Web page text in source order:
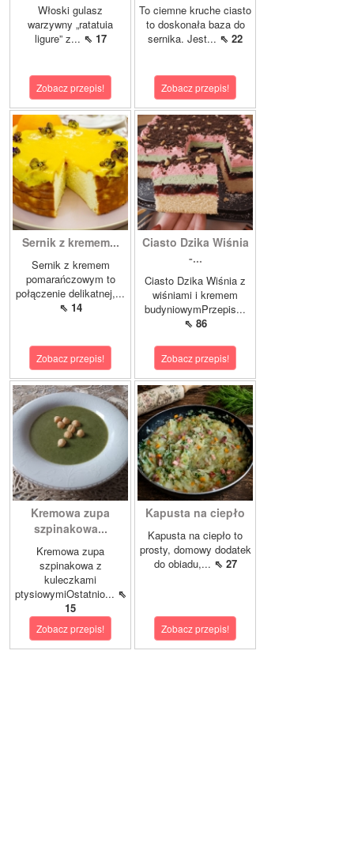
Włoski gulasz
warzywny „ratatuia
ligure” z... ⇖ 17
Zobacz przepis!
To ciemne kruche ciasto
to doskonała baza do
sernika. Jest... ⇖ 22
Zobacz przepis!
Sernik z kremem...
Sernik z kremem
pomarańczowym to
połączenie delikatnej,...
⇖ 14
Zobacz przepis!
Ciasto Dzika Wiśnia
-...
Ciasto Dzika Wiśnia z
wiśniami i kremem
budyniowymPrzepis...
⇖ 86
Zobacz przepis!
Kremowa zupa
szpinakowa...
Kremowa zupa
szpinakowa z
kuleczkami
ptysiowymiOstatnio... ⇖
15
Zobacz przepis!
Kapusta na ciepło
Kapusta na ciepło to
prosty, domowy dodatek
do obiadu,... ⇖ 27
Zobacz przepis!